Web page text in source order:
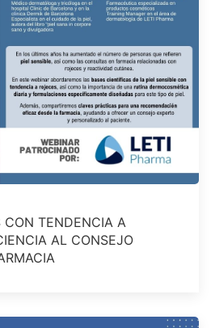
CON TENDENCIA A
AL CONSEJO